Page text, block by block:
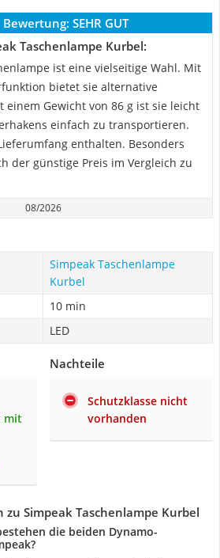
Bewertung: SEHR GUT
Taschenlampe Kurbel:
ist eine vielseitige Wahl. Mit
bietet sie alternative
einem Gewicht von 86 g ist sie leicht
einfach zu transportieren.
enthalten. Besonders
der günstige Preis im Vergleich zu
08/2026
Simpeak Taschenlampe
Kurbel
10 min
LED
mit
Nachteile
Schutzklasse nicht
vorhanden
Simpeak Taschenlampe Kurbel
die beiden Dynamo-